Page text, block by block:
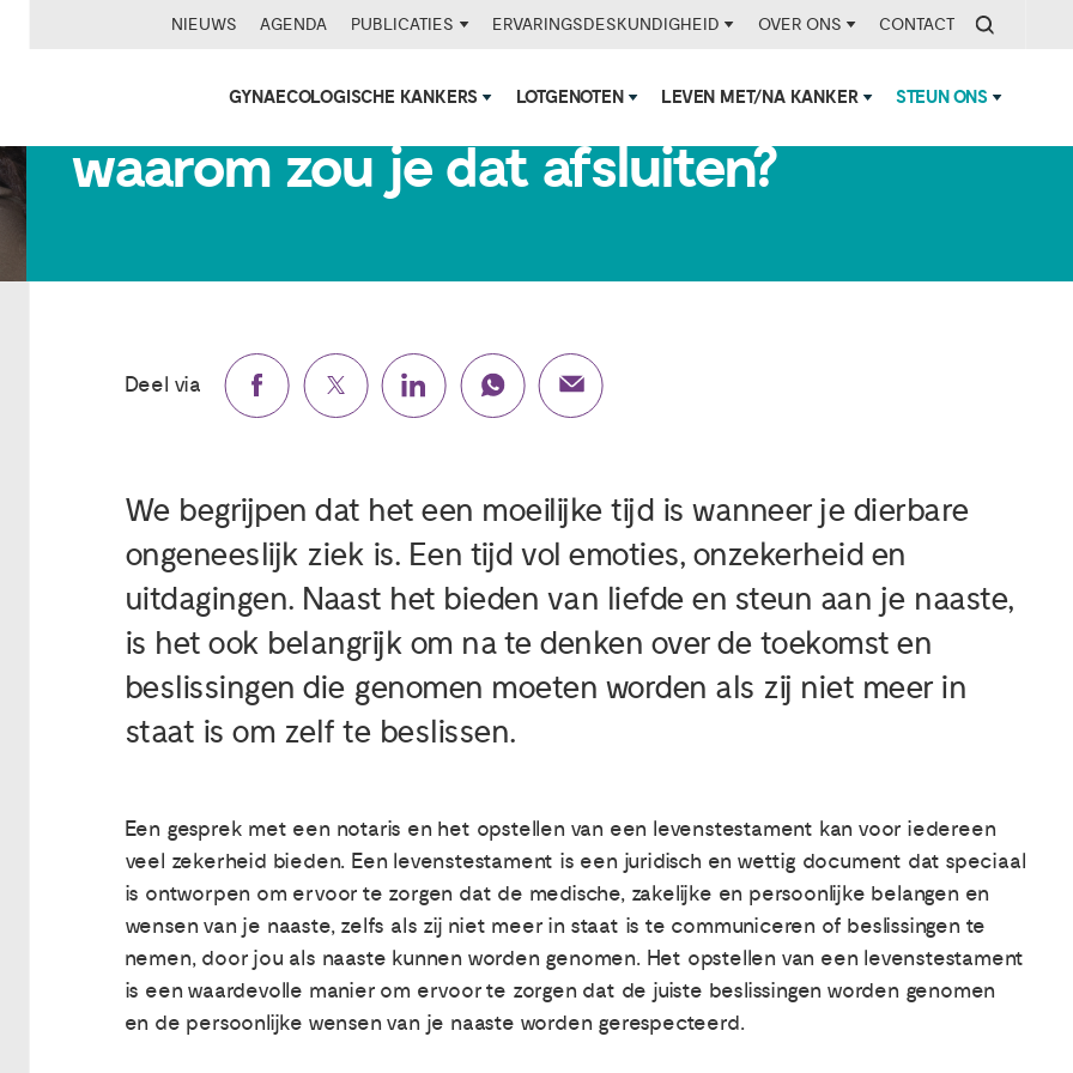
NIEUWS AGENDA PUBLICATIES ERVARINGSDESKUNDIGHEID OVER ONS CONTACT
GYNAECOLOGISCHE KANKERS LOTGENOTEN LEVEN MET/NA KANKER STEUN ONS
Wat is een levenstestament en
waarom zou je dat afsluiten?
Deel via
We begrijpen dat het een moeilijke tijd is wanneer je dierbare
ongeneeslijk ziek is. Een tijd vol emoties, onzekerheid en
uitdagingen. Naast het bieden van liefde en steun aan je naaste,
is het ook belangrijk om na te denken over de toekomst en
beslissingen die genomen moeten worden als zij niet meer in
staat is om zelf te beslissen.
Een gesprek met een notaris en het opstellen van een levenstestament kan voor iedereen
veel zekerheid bieden. Een levenstestament is een juridisch en wettig document dat speciaal
is ontworpen om ervoor te zorgen dat de medische, zakelijke en persoonlijke belangen en
wensen van je naaste, zelfs als zij niet meer in staat is te communiceren of beslissingen te
nemen, door jou als naaste kunnen worden genomen. Het opstellen van een levenstestament
is een waardevolle manier om ervoor te zorgen dat de juiste beslissingen worden genomen
en de persoonlijke wensen van je naaste worden gerespecteerd.